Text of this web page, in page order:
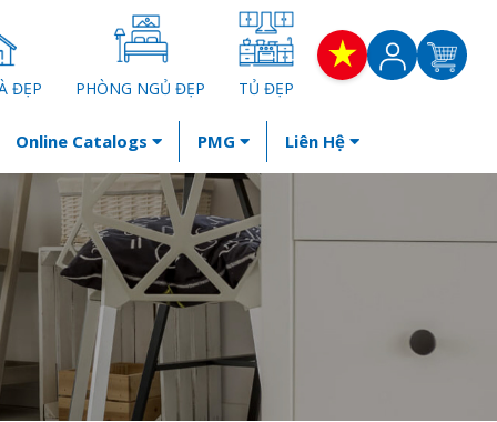
ĐẸP PHÒNG NGỦ ĐẸP TỦ ĐẸP
Online Catalogs PMG Liên Hệ